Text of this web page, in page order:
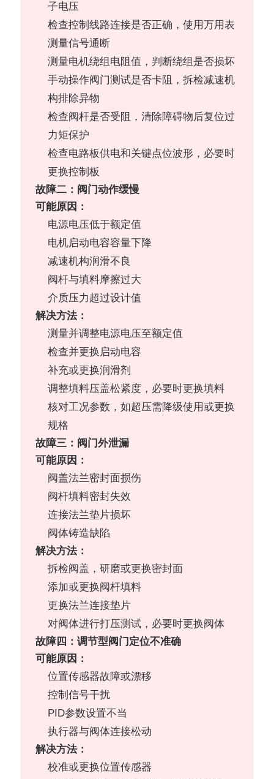
子电压
检查控制线路连接是否正确，使用万用表
测量信号通断
测量电机绕组电阻值，判断绕组是否损坏
手动操作阀门测试是否卡阻，拆检减速机
构排除异物
检查阀杆是否受阻，清除障碍物后复位过
力矩保护
检查电路板供电和关键点位波形，必要时
更换控制板
故障二：阀门动作缓慢
可能原因：
电源电压低于额定值
电机启动电容容量下降
减速机构润滑不良
阀杆与填料摩擦过大
介质压力超过设计值
解决方法：
测量并调整电源电压至额定值
检查并更换启动电容
补充或更换润滑剂
调整填料压盖松紧度，必要时更换填料
核对工况参数，如超压需降级使用或更换
规格
故障三：阀门外泄漏
可能原因：
阀盖法兰密封面损伤
阀杆填料密封失效
连接法兰垫片损坏
阀体铸造缺陷
解决方法：
拆检阀盖，研磨或更换密封面
添加或更换阀杆填料
更换法兰连接垫片
对阀体进行打压测试，必要时更换阀体
故障四：调节型阀门定位不准确
可能原因：
位置传感器故障或漂移
控制信号干扰
PID参数设置不当
执行器与阀体连接松动
解决方法：
校准或更换位置传感器